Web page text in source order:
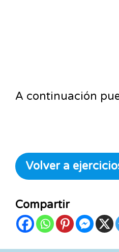
A continuación
Volver a
Compartir